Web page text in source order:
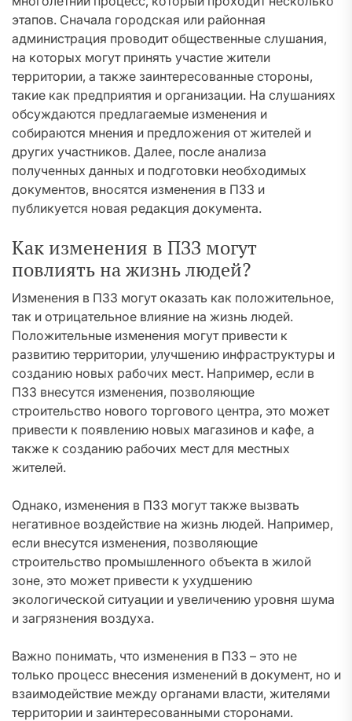
этапов. Сначала городская или районная
администрация проводит общественные слушания,
на которых могут принять участие жители
территории, а также заинтересованные стороны,
такие как предприятия и организации. На слушаниях
обсуждаются предлагаемые изменения и
собираются мнения и предложения от жителей и
других участников. Далее, после анализа
полученных данных и подготовки необходимых
документов, вносятся изменения в ПЗЗ и
публикуется новая редакция документа.
Как изменения в ПЗЗ могут
повлиять на жизнь людей?
Изменения в ПЗЗ могут оказать как положительное,
так и отрицательное влияние на жизнь людей.
Положительные изменения могут привести к
развитию территории, улучшению инфраструктуры и
созданию новых рабочих мест. Например, если в
ПЗЗ внесутся изменения, позволяющие
строительство нового торгового центра, это может
привести к появлению новых магазинов и кафе, а
также к созданию рабочих мест для местных
жителей.
Однако, изменения в ПЗЗ могут также вызвать
негативное воздействие на жизнь людей. Например,
если внесутся изменения, позволяющие
строительство промышленного объекта в жилой
зоне, это может привести к ухудшению
экологической ситуации и увеличению уровня шума
и загрязнения воздуха.
Важно понимать, что изменения в ПЗЗ – это не
только процесс внесения изменений в документ, но и
взаимодействие между органами власти, жителями
территории и заинтересованными сторонами.